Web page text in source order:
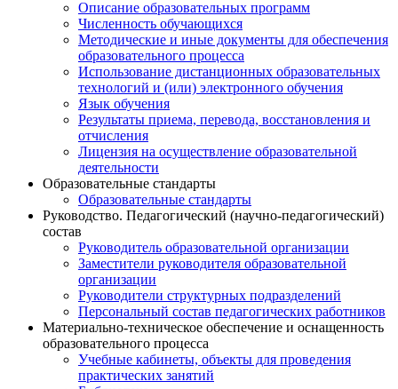
Описание образовательных программ
Численность обучающихся
Методические и иные документы для обеспечения
образовательного процесса
Использование дистанционных образовательных
технологий и (или) электронного обучения
Язык обучения
Результаты приема, перевода, восстановления и
отчисления
Лицензия на осуществление образовательной
деятельности
Образовательные стандарты
Образовательные стандарты
Руководство. Педагогический (научно-педагогический)
состав
Руководитель образовательной организации
Заместители руководителя образовательной
организации
Руководители структурных подразделений
Персональный состав педагогических работников
Материально-техническое обеспечение и оснащенность
образовательного процесса
Учебные кабинеты, объекты для проведения
практических занятий